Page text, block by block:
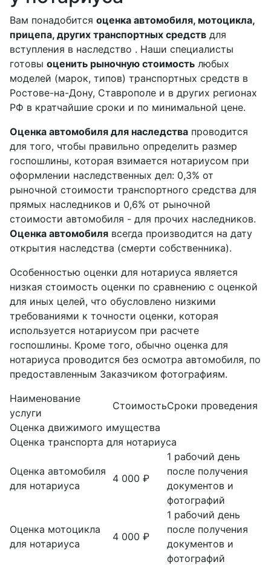
Вам понадобится оценка автомобиля, мотоцикла,
прицепа, других транспортных средств для
вступления в наследство . Наши специалисты
готовы оценить рыночную стоимость любых
моделей (марок, типов) транспортных средств в
Ростове-на-Дону, Ставрополе и в других регионах
РФ в кратчайшие сроки и по минимальной цене.
Оценка автомобиля для наследства проводится
для того, чтобы правильно определить размер
госпошлины, которая взимается нотариусом при
оформлении наследственных дел: 0,3% от
рыночной стоимости транспортного средства для
прямых наследников и 0,6% от рыночной
стоимости автомобиля - для прочих наследников.
Оценка автомобиля всегда производится на дату
открытия наследства (смерти собственника).
Особенностью оценки для нотариуса является
низкая стоимость оценки по сравнению с оценкой
для иных целей, что обусловлено низкими
требованиями к точности оценки, которая
используется нотариусом при расчете
госпошлины. Кроме того, обычно оценка для
нотариуса проводится без осмотра автомобиля, по
предоставленным Заказчиком фотографиям.
Наименование
услуги
СтоимостьСроки проведения
Оценка движимого имущества
Оценка транспорта для нотариуса
Оценка автомобиля
для нотариуса
4 000 ₽
1 рабочий день
после получения
документов и
фотографий
Оценка мотоцикла
для нотариуса
4 000 ₽
1 рабочий день
после получения
документов и
фотографий